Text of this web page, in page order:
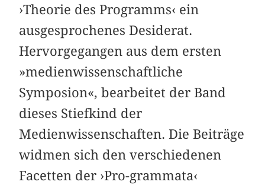
›Theorie des Programms‹ ein
ausgesprochenes Desiderat.
Hervorgegangen aus dem ersten
»medienwissenschaftliche
Symposion«, bearbeitet der Band
dieses Stiefkind der
Medienwissenschaften. Die Beiträge
widmen sich den verschiedenen
Facetten der ›Pro-grammata‹